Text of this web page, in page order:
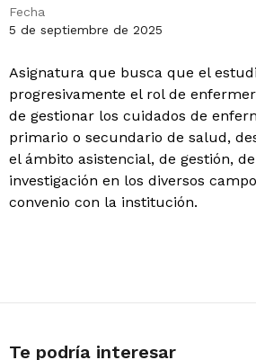
Fecha
5 de septiembre de 2025
Asignatura que busca que el
progresivamente el rol de
de gestionar los cuidados de
primario o secundario de salud,
el ámbito asistencial, de gestión,
investigación en los diversos
convenio con la institución.
Te podría interesar